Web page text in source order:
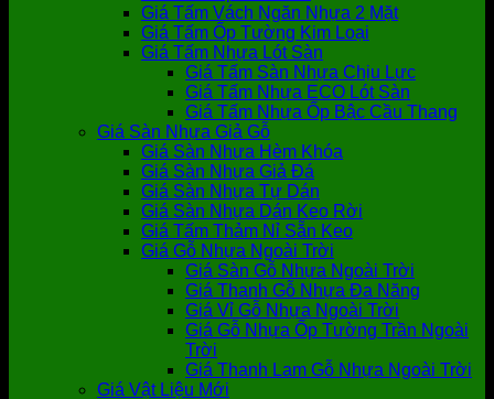
Giá Tấm Vách Ngăn Nhựa 2 Mặt
Giá Tấm Ốp Tường Kim Loại
Giá Tấm Nhựa Lót Sàn
Giá Tấm Sàn Nhựa Chịu Lực
Giá Tấm Nhựa ECO Lót Sàn
Giá Tấm Nhựa Ốp Bậc Cầu Thang
Giá Sàn Nhựa Giả Gỗ
Giá Sàn Nhựa Hèm Khóa
Giá Sàn Nhựa Giả Đá
Giá Sàn Nhựa Tự Dán
Giá Sàn Nhựa Dán Keo Rời
Giá Tấm Thảm Nỉ Sẵn Keo
Giá Gỗ Nhựa Ngoài Trời
Giá Sàn Gỗ Nhựa Ngoài Trời
Giá Thanh Gỗ Nhựa Đa Năng
Giá Vỉ Gỗ Nhựa Ngoài Trời
Giá Gỗ Nhựa Ốp Tường Trần Ngoài
Trời
Giá Thanh Lam Gỗ Nhựa Ngoài Trời
Giá Vật Liệu Mới